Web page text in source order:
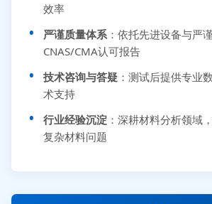
效率
严谨质量体系 ：依托先进设备与严
CNAS/CMA认可报告
技术咨询与答疑 ：测试后提供专业
术支持
行业经验沉淀 ：深耕材料分析领域
复杂材料问题